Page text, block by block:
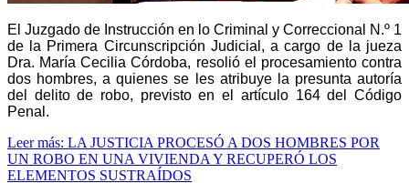
El Juzgado de Instrucción en lo Criminal y Correccional N.º 1
de la Primera Circunscripción Judicial, a cargo de la jueza
Dra. María Cecilia Córdoba, resolió el procesamiento contra
dos hombres, a quienes se les atribuye la presunta autoría
del delito de robo, previsto en el artículo 164 del Código
Penal.
Leer más: LA JUSTICIA PROCESÓ A DOS HOMBRES POR
UN ROBO EN UNA VIVIENDA Y RECUPERÓ LOS
ELEMENTOS SUSTRAÍDOS